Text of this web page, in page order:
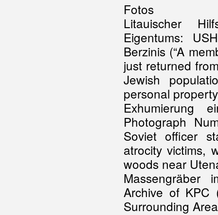
Fotos
Litauischer
Eigentums:
Berzinis (“A
just returned
Jewish
personal
Exhumierung
Photograph
Soviet officer
atrocity victims,
woods near
Massengräber
Archive of KPC
Surrounding